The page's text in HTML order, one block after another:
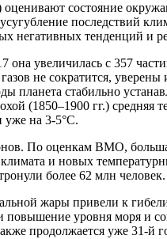
состояние
последствий
негативных тенденций и
она увеличилась с 357
не сократится, уверены
планета стабильно
(1850–1900 гг.) средняя
уже на 3-5°C.
По оценкам ВМО,
и новых
более 62 млн человек.
жары привели к
уровня моря и
продолжается уже 31-й